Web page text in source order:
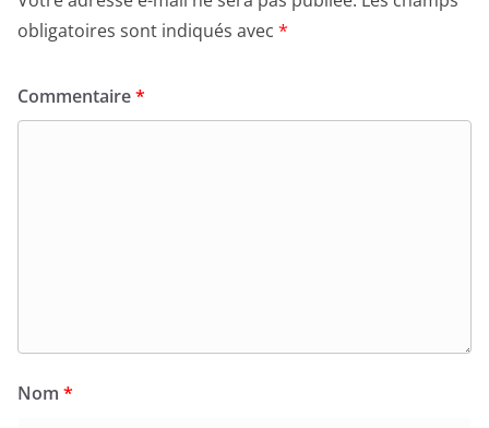
obligatoires sont indiqués avec *
Commentaire*
Nom *